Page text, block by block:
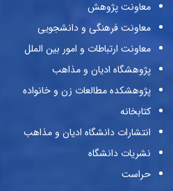
معاونت پژوهش
معاونت فرهنگی و دانشجویی
معاونت ارتباطات و امور بین الملل
پژوهشگاه ادیان و مذاهب
پژوهشکده مطالعات زن و خانواده
کتابخانه
انتشارات دانشگاه ادیان و مذاهب
نشریات دانشگاه
حراست